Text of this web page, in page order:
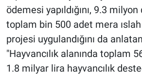
ödemesi yapıldığını, 9.3
toplam bin 500 adet mera
projesi uygulandığını da
"Hayvancılık alanında toplam
1.8 milyar lira hayvancılık